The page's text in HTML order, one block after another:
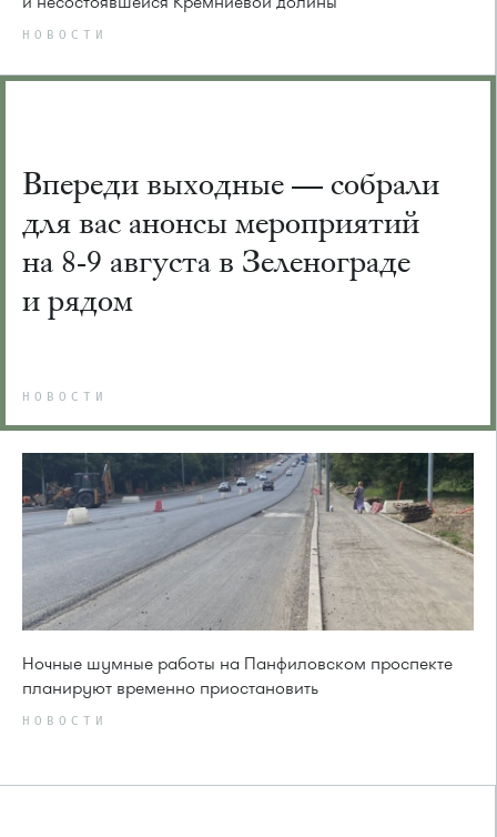
НОВОСТИ
Впереди выходные — собрали
для вас анонсы мероприятий
на 8-9 августа в Зеленограде
и рядом
НОВОСТИ
Ночные шумные работы на Панфиловском проспекте
планируют временно приостановить
НОВОСТИ